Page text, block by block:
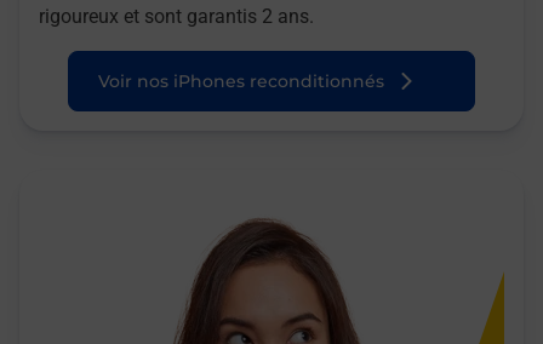
rigoureux et sont garantis 2 ans.
Voir nos iPhones reconditionnés